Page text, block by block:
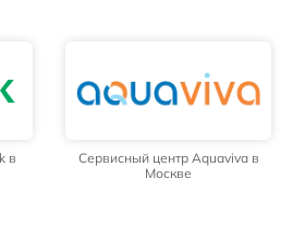
в
Сервисный центр Aquaviva в
Москве